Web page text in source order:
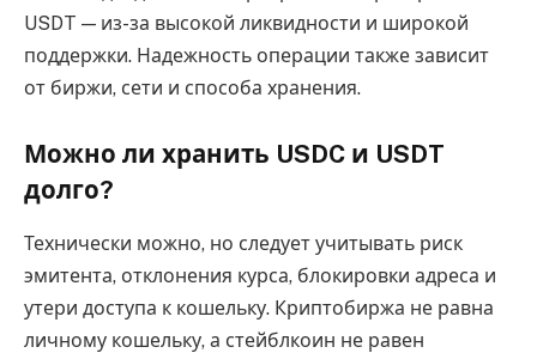
USDT — из-за высокой ликвидности и широкой
поддержки. Надежность операции также зависит
от биржи, сети и способа хранения.
Можно ли хранить USDC и USDT
долго?
Технически можно, но следует учитывать риск
эмитента, отклонения курса, блокировки адреса и
утери доступа к кошельку. Криптобиржа не равна
личному кошельку, а стейблкоин не равен